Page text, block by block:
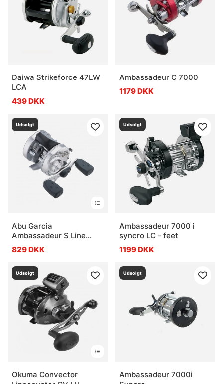
Daiwa Strikeforce 47LW
LCA
439 DKK
Ambassadeur C 7000
1179 DKK
Udsolgt
Abu Garcia
Ambassadeur S Line
Counter
829 DKK
Udsolgt
Ambassadeur 7000 i
syncro LC - feet
1199 DKK
Udsolgt
Okuma Convector
Udsolgt
Ambassadeur 7000i